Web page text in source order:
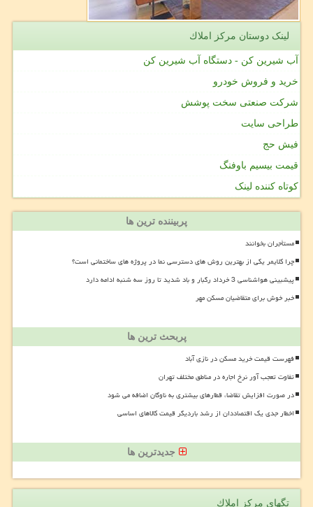
لینک دوستان مركز املاك
آب شیرین کن - دستگاه آب شیرین کن
خرید و فروش خودرو
شرکت صنعتی سخت پوشش
طراحی سایت
فیش حج
قیمت بیسیم باوفنگ
کوتاه کننده لینک
پربیننده ترین ها
مستأجران بخوانند
چرا کلایمر یکی از بهترین روش های دسترسی نما در پروژه های ساختمانی است؟
پیشبینی هواشناسی 3 خرداد رگبار و باد شدید تا روز سه شنبه ادامه دارد
خبر خوش برای متقاضیان مسکن مهر
پربحث ترین ها
فهرست قیمت خرید مسکن در نازی آباد
تفاوت تعجب آور نرخ اجاره در مناطق مختلف تهران
در صورت افزایش تقاضا، قطارهای بیشتری به ناوگان اضافه می شود
اخطار جدی یک اقتصاددان از رشد باردیگر قیمت کالاهای اساسی
جدیدترین ها
تگهای مركز املاك